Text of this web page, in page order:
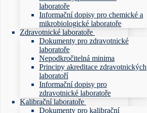
laboratoře
Informační dopisy pro chemické a
mikrobiologické laboratoře
Zdravotnické laboratoře
Dokumenty pro zdravotnické
laboratoře
Nepodkročitelná minima
Principy akreditace zdravotnických
laboratoří
Informační dopisy pro
zdravotnické laboratoře
Kalibrační laboratoře
Dokumenty pro kalibrační